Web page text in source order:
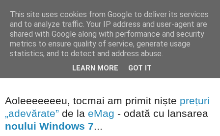
Blogul lui Răzvan
joi, 22 octombrie 2009
Aoleeeeeeeu, tocmai am primit niște prețuri
„adevărate” de la eMag - odată cu lansarea
noului Windows 7...
This site uses cookies from Google to deliver its services
and to analyze traffic. Your IP address and user-agent are
shared with Google along with performance and security
metrics to ensure quality of service, generate usage
statistics, and to detect and address abuse.
LEARN MORE GOT IT